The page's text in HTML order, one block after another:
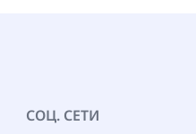
СОЦ. СЕТИ